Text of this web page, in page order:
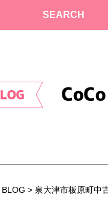
SEARCH
BLOG > 泉大津市板原町中